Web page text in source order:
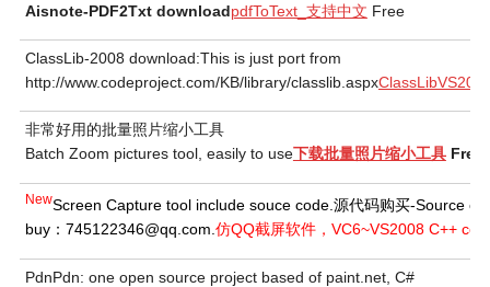
Aisnote-PDF2Txt downloadpdfToText_支持中文 Free
ClassLib-2008 download:This is just port from
http://www.codeproject.com/KB/library/classlib.aspx
非常好用的批量照片缩小工具
Batch Zoom pictures tool, easily to use下载批量照片缩小工具Free
NewScreen Capture tool include souce code.源代码购买-Source
buy：745122346@qq.com. 仿QQ截屏软件，VC6~VS2008 C++
PdnPdn: one open source project based of paint.net, C#